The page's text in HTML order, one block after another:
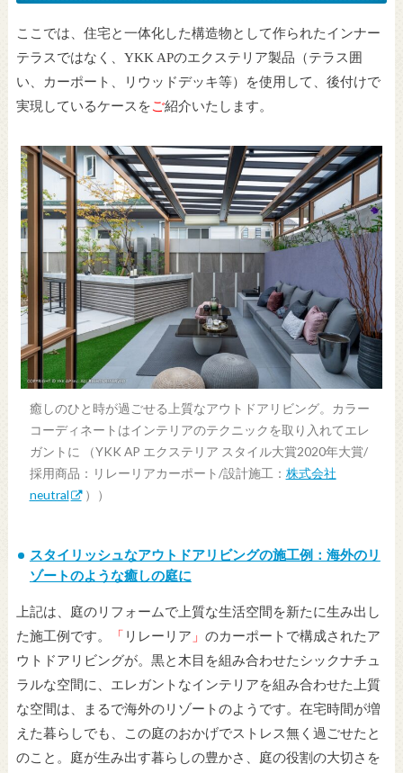
ここでは、住宅と一体化した構造物として作られたインナー
テラスではなく、 YKK APのエクステリア製品（テラス囲
い、カーポート、リウッドデッキ等）を使用して、後付けで
実現しているケースをご紹介いたします。
癒しのひと時が過ごせる上質なアウトドアリビング。カラー
コーディネートはインテリアのテクニックを取り入れてエレ
ガントに （YKK AP エクステリア スタイル大賞2020年大賞/
採用商品：リレーリアカーポート/設計施工： 株式会社
neutral
））
スタイリッシュなアウトドアリビングの施工例：海外のリ
ゾートのような癒しの庭に
上記は、庭のリフォームで上質な生活空間を新たに生み出し
た施工例です。
「 リレーリア 」 のカーポートで構成されたア
ウトドアリビングが。黒と木目を組み合わせたシックナチュ
ラルな空間に、エレガントなインテリアを組み合わせた上質
な空間は、まるで海外のリゾートのようです。在宅時間が増
えた暮らしでも、この庭のおかげでストレス無く過ごせたと
のこと。庭が生み出す暮らしの豊かさ、庭の役割の大切さを